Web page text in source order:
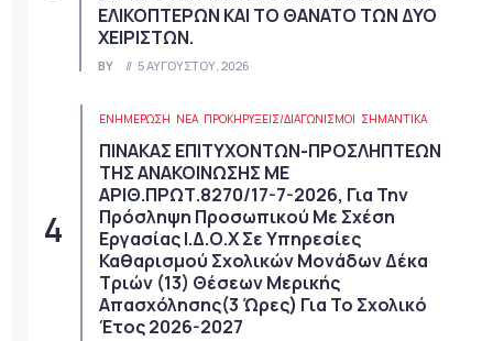
ΕΛΙΚΟΠΤΕΡΩΝ ΚΑΙ ΤΟ ΘΑΝΑΤΟ ΤΩΝ ΔΥΟ
ΧΕΙΡΙΣΤΩΝ.
BY 5 ΑΥΓΟΎΣΤΟΥ, 2026
ΕΝΗΜΕΡΩΣΗ ΝΈΑ ΠΡΟΚΗΡΎΞΕΙΣ/ΔΙΑΓΩΝΙΣΜΟΊ ΣΗΜΑΝΤΙΚΆ
ΠΙΝΑΚΑΣ ΕΠΙΤΥΧΟΝΤΩΝ-ΠΡΟΣΛΗΠΤΕΩΝ
ΤΗΣ ΑΝΑΚΟΙΝΩΣΗΣ ΜΕ
ΑΡΙΘ.ΠΡΩΤ.8270/17-7-2026, Για Την
Πρόσληψη Προσωπικού Με Σχέση
Εργασίας Ι.Δ.Ο.Χ Σε Υπηρεσίες
Καθαρισμού Σχολικών Μονάδων Δέκα
Τριών (13) Θέσεων Μερικής
Απασχόλησης(3 Ώρες) Για Το Σχολικό
Έτος 2026-2027